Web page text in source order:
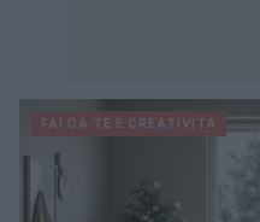
FAI DA TE E CREATIVITÀ